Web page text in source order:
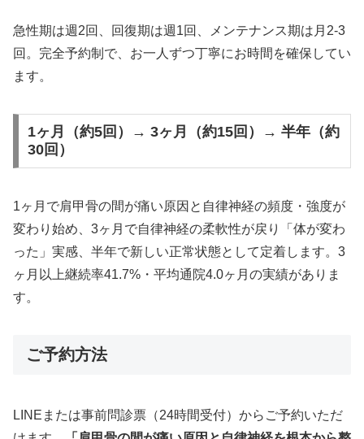
急性期は週2回、回復期は週1回、メンテナンス期は月2-3
回。完全予約制で、お一人ずつ丁寧にお時間を確保してい
ます。
1ヶ月（約5回）→ 3ヶ月（約15回）→ 半年（約
30回）
1ヶ月で肩甲骨の間が痛い原因と自律神経の頻度・強度が
変わり始め、3ヶ月で自律神経の柔軟性が戻り「体が変わ
った」実感、半年で新しい正常状態として定着します。3
ヶ月以上継続率41.7%・平均通院4.0ヶ月の実績がありま
す。
ご予約方法
LINEまたは事前問診票（24時間受付）からご予約いただ